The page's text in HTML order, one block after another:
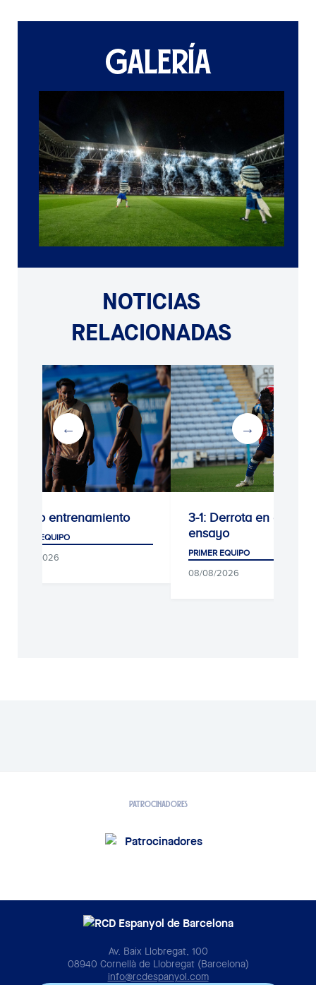
GALERÍA
NOTICIAS
RELACIONADAS
Último entrenamiento
PRIMER EQUIPO
09/08/2026
3-1: Derrota en el
ensayo
PRIMER EQUIPO
08/08/2026
PATROCINADORES
Av. Baix Llobregat, 100
08940 Cornellà de Llobregat (Barcelona)
info@rcdespanyol.com